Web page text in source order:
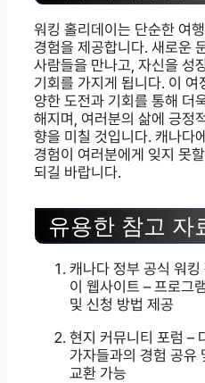
워킹 홀리데이는 단순한 여
경험을 제공합니다. 새로운
사람들을 만나고, 자신을 성
기회를 가지게 됩니다. 이 여
양한 도전과 기회를 통해 더
해지며, 여러분의 삶에 긍정
향을 미칠 것입니다. 캐나다
경험이 여러분에게 잊지 못
되길 바랍니다.
유용한 참고 자
캐나다 정부 공식 워킹
이 웹사이트 – 프로그
및 신청 방법 제공
현지 커뮤니티 포럼 –
가자들과의 경험 공유
교환 가능